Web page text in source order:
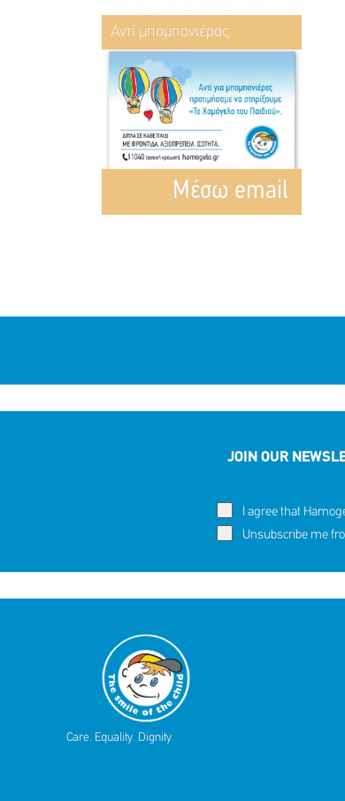
Αντί μπομπονιέρας
Mέσω email
JOIN OUR
I agree that
Unsubscribe me
Care. Equality. Dignity.